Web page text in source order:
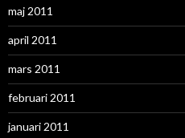
maj 2011
april 2011
mars 2011
februari 2011
januari 2011